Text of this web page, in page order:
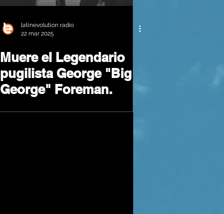
latinevolution radio
22 mar 2025
Muere el Legendario
pugilista George "Big
George" Foreman.